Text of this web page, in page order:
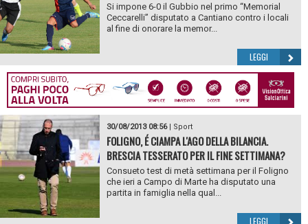
Si impone 6-0 il Gubbio nel primo “Memorial
Ceccarelli” disputato a Cantiano contro i locali
al fine di onorare la memor...
LEGGI
30/08/2013 08:56| Sport
FOLIGNO, É CIAMPA L'AGO DELLA BILANCIA.
BRESCIA TESSERATO PER IL FINE SETTIMANA?
Consueto test di metà settimana per il Foligno
che ieri a Campo di Marte ha disputato una
partita in famiglia nella qual...
LEGGI